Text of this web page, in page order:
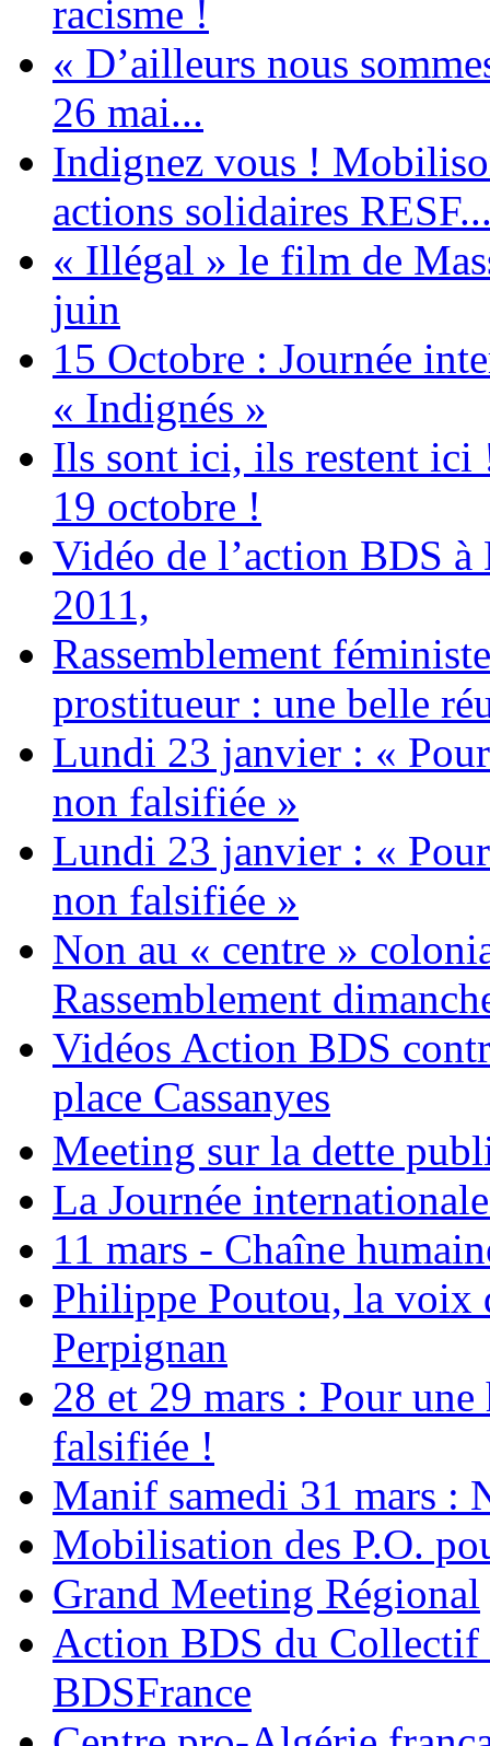
racisme !
« D’ailleurs nous
26 mai...
Indignez vous !
actions solidaires
« Illégal » le film de
juin
15 Octobre : Journée
« Indignés »
Ils sont ici, ils restent ici
19 octobre !
Vidéo de l’action BDS
2011,
Rassemblement
prostitueur : une belle
Lundi 23 janvier : «
non falsifiée »
Lundi 23 janvier : «
non falsifiée »
Non au « centre »
Rassemblement
Vidéos Action BDS
place Cassanyes
Meeting sur la dette
La Journée
11 mars - Chaîne
Philippe Poutou, la voix
Perpignan
28 et 29 mars : Pour
falsifiée !
Manif samedi 31 mars :
Mobilisation des P.O.
Grand Meeting Régional
Action BDS du Collectif
BDSFrance